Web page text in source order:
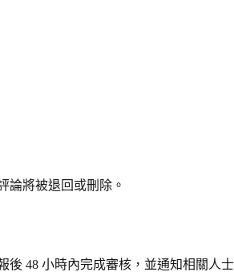
論將被退回或刪除。
48 小時內完成審核，並通知相關人